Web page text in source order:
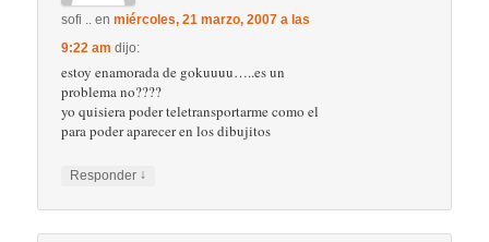
sofi .. enmiércoles, 21 marzo, 2007 a las
9:22 am dijo:
estoy enamorada de gokuuuu…..es un
problema no????
yo quisiera poder teletransportarme como el
para poder aparecer en los dibujitos
Responder ↓